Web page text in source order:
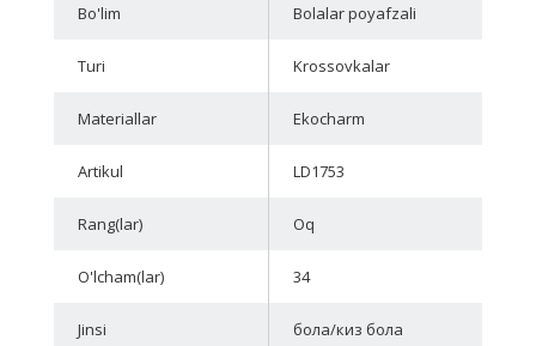
Bo'lim Bolalar poyafzali
Turi Krossovkalar
Materiallar Ekocharm
Artikul LD1753
Rang(lar) Oq
O'lcham(lar) 34
Jinsi бола/киз бола